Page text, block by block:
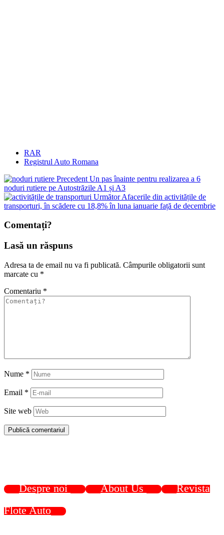
RAR
Registrul Auto Romana
Precedent Un pas înainte pentru realizarea a 6
noduri rutiere pe Autostrăzile A1 și A3
Următor Afacerile din activitățile de
transporturi, în scădere cu 18,8% în luna ianuarie față de decembrie
Comentați?
Lasă un răspuns
Adresa ta de email nu va fi publicată. Câmpurile obligatorii sunt
marcate cu *
Comentariu *
Nume *
Email *
Site web
Despre noi About Us
Revista
Flote Auto